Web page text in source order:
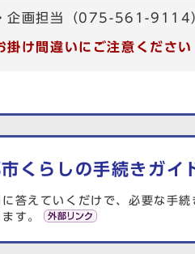
企画担当（075-561-9114
掛け間違いにご注意ください
す
くらしの手続きガイ
答えていくだけで、必要な手続
す。